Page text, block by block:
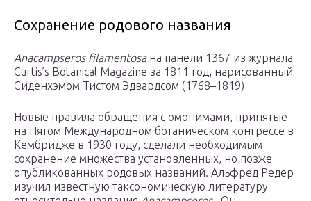
Сохранение родового названия
Anacampseros filamentosaна панели 1367 из журнала
Curtis’s Botanical Magazine за 1811 год, нарисованный
Сиденхэмом Тистом Эдвардсом (1768–1819)
Новые правила обращения с омонимами, принятые
на Пятом Международном ботаническом конгрессе в
Кембридже в 1930 году, сделали необходимым
сохранение множества установленных, но позже
опубликованных родовых названий. Альфред Редер
изучил известную таксономическую литературу